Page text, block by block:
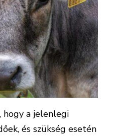
hogy a jelenlegi
és szükség esetén